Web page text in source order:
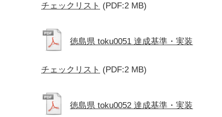
チェックリスト (PDF:2 MB)
徳島県 toku0051 達成基準・実装
チェックリスト (PDF:2 MB)
徳島県 toku0052 達成基準・実装